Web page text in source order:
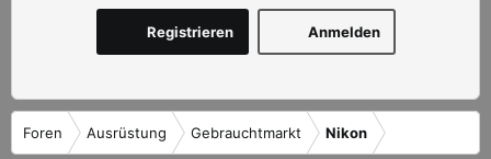
Anmelden
Registrieren
Foren Ausrüstung Gebrauchtmarkt Nikon